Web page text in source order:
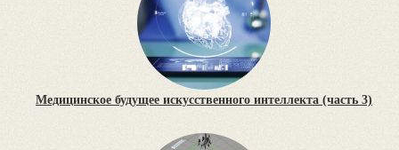
Медицинское будущее искусственного интеллекта (часть 3)